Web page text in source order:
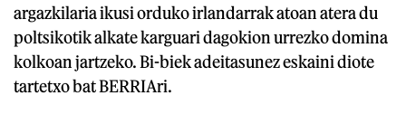
argazkilaria ikusi orduko irlandarrak atoan atera du
poltsikotik alkate karguari dagokion urrezko domina
kolkoan jartzeko. Bi-biek adeitasunez eskaini diote
tartetxo bat BERRIAri.